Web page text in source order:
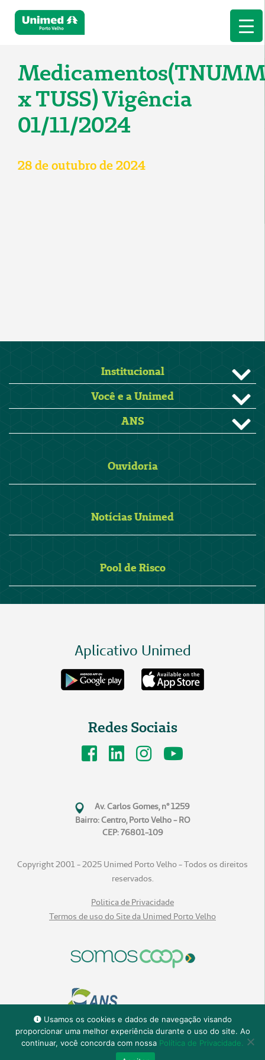
x TUSS) Vigência
01/11/2024
28 de outubro de 2024
Usamos os cookies e dados de navegação visando
proporcionar uma melhor experiência durante o uso do site. Ao
continuar, você concorda com nossa Política de Privacidade.
Institucional
Você e a Unimed
ANS
Ouvidoria
Notícias Unimed
Pool de Risco
Aplicativo Unimed
Redes Sociais
Av. Carlos Gomes, n° 1259
Bairro: Centro, Porto Velho - RO
CEP: 76801-109
Copyright 2001 - 2025 Unimed Porto Velho - Todos os direitos
reservados.
Politica de Privacidade
Termos de uso do Site da Unimed Porto Velho